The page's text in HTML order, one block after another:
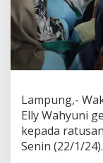
Lampung,-
Elly Wahyuni
kepada
Senin (22/1/24).